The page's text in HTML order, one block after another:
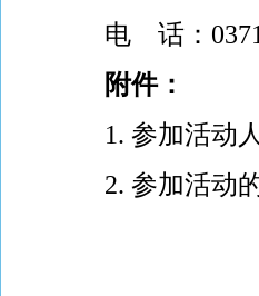
电 话：0371-
附件：
1. 参加活动
2. 参加活动